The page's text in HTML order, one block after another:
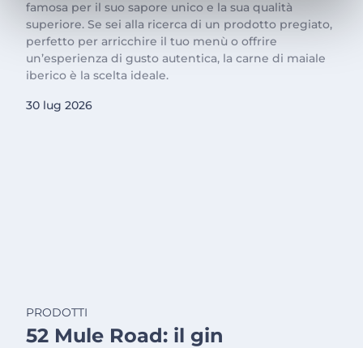
famosa per il suo sapore unico e la sua qualità
superiore. Se sei alla ricerca di un prodotto pregiato,
perfetto per arricchire il tuo menù o offrire
un’esperienza di gusto autentica, la carne di maiale
iberico è la scelta ideale.
30 lug 2026
PRODOTTI
52 Mule Road: il gin